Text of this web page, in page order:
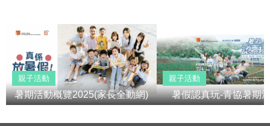
親子活動
暑期活動概覽2025(家長全動網)
親子活動
暑假認真玩-青協暑期